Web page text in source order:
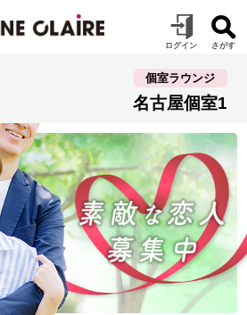
個室ラウンジ
名古屋個室1